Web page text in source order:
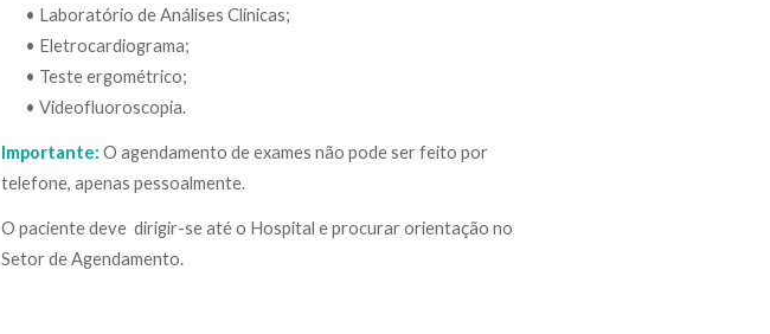
• Laboratório de Análises Clínicas;
• Eletrocardiograma;
• Teste ergométrico;
• Videofluoroscopia.
Importante: O agendamento de exames não pode ser feito por
telefone, apenas pessoalmente.
O paciente deve dirigir-se até o Hospital e procurar orientação no
Setor de Agendamento.